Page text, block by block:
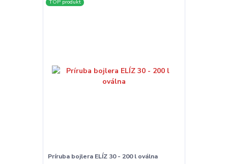
TOP produkt
Príruba bojlera ELÍZ 30 - 200 l oválna